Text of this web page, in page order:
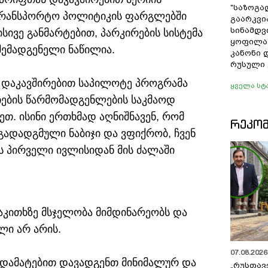
პოლიტიკის ფარგლებში
განმარტებით, პარკირების სისტემა
ნაწილია.
დაკავშირებით საპილოტე პროგრამა
წარმომადგენლების საკმაოდ
ისინი ერთხმად აღნიშნავენ, რომ
ნაბიჯი და ვფიქრობ, ჩვენ
პირველი ივლისიდან მის ძალაში
მსჯელობა მიმდინარეობს და
არ არის.
დამატებით დავადგენთ მინიმალურ და
ყოფილა
კანონი
რუსული
ყველა